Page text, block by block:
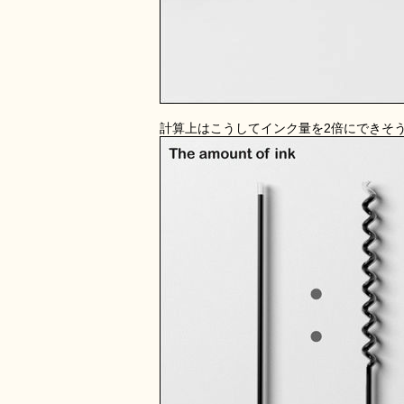
計算上はこうしてインク量を2倍にできそ